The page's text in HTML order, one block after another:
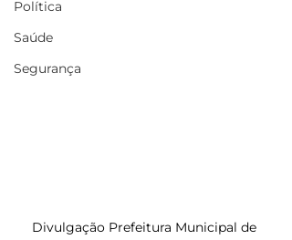
Política
Saúde
Segurança
Divulgação Prefeitura Municipal de